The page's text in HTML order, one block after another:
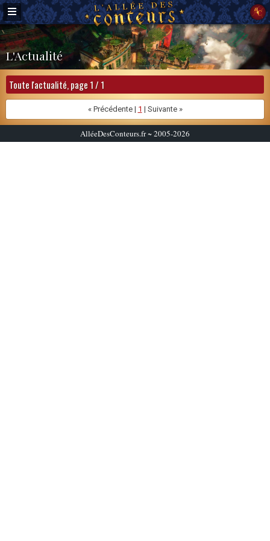
L'Actualité
Toute l'actualité, page 1 / 1
« Précédente | 1 | Suivante »
AlléeDesConteurs.fr ~ 2005-2026